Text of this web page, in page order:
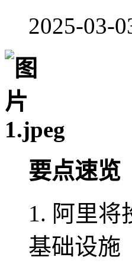
2025-03-
要点速览
1. 阿里将
基础设施